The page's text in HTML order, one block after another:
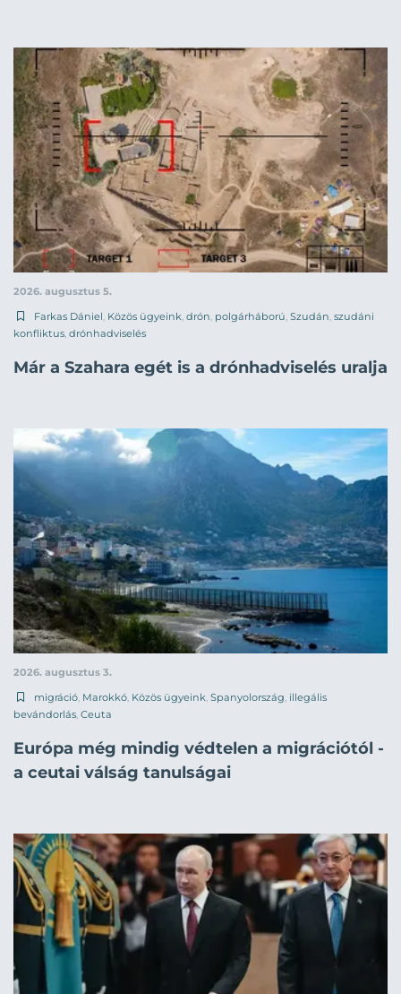
2026. augusztus 5.
Farkas Dániel Közös ügyeink drón polgárháború Szudán szudáni
konfliktus drónhadviselés
Már a Szahara egét is a drónhadviselés uralja
2026. augusztus 3.
migráció, Marokkó, Közös ügyeink, Spanyolország, illegális
bevándorlás, Ceuta
Európa még mindig védtelen a migrációtól -
a ceutai válság tanulságai